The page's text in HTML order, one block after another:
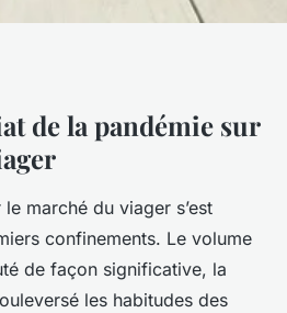
de la Pandémie
Marché du
6 min de lecture
de la pandémie sur
le marché du viager s’est
confinements. Le volume
de façon significative, la
les habitudes des